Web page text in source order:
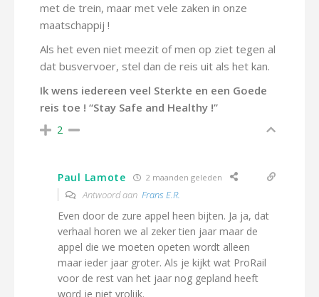
met de trein, maar met vele zaken in onze
maatschappij !
Als het even niet meezit of men op ziet tegen al
dat busvervoer, stel dan de reis uit als het kan.
Ik wens iedereen veel Sterkte en een Goede
reis toe ! “Stay Safe and Healthy !”
2
Paul Lamote 2 maanden geleden
Antwoord aan Frans E.R.
Even door de zure appel heen bijten. Ja ja, dat
verhaal horen we al zeker tien jaar maar de
appel die we moeten opeten wordt alleen
maar ieder jaar groter. Als je kijkt wat ProRail
voor de rest van het jaar nog gepland heeft
word je niet vrolijk.